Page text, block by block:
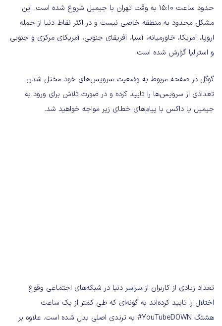
حدود ساعت ۱۵:۱۰ به وقت تهران با جیمیل شروع شده است. این
مشکل محدود به منطقه خاصی نیست و در اکثر نقاط دنیا از جمله
اروپا، آمریکا، خاورمیانه، آسیا، آفریقای جنوبی، آمریکای مرکزی و جنوبی
و استرالیا گزارش شده است.
گوگل در صفحه مربوط به وضعیت سرویس‌های خود مختل شدن
تعدادی از سرویس‌ها را تایید کرده و در صورت تلاش برای ورود به
جیمیل یا داکس با پیام‌های خطای زیر مواجه خواهید شد.
تعداد زیادی از کاربران از سراسر دنیا در شبکه‌های اجتماعی وقوع
اختلال را تایید کرده‌اند به گونه‌ای که طی کمتر از یک ساعت
هشتگ YouTubeDOWN# به ترندی اصلی بدل شده است. علاوه بر